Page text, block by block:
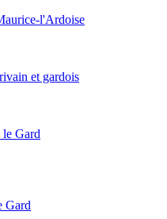
l'Ardoise
et gardois
le Gard
Gard